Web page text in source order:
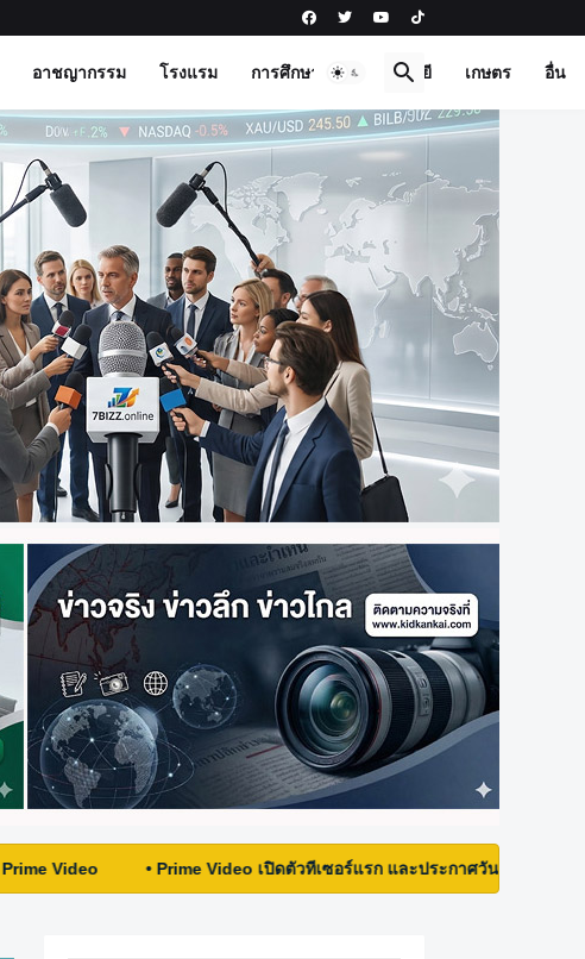
อาชญากรรม โรงแรม การศึกษา เทคโนโลยี เกษตร อื่น
• Prime Video เปิดตัวทีเซอร์แรก และประกาศวันสตรีมของซีรีส์ใหม่